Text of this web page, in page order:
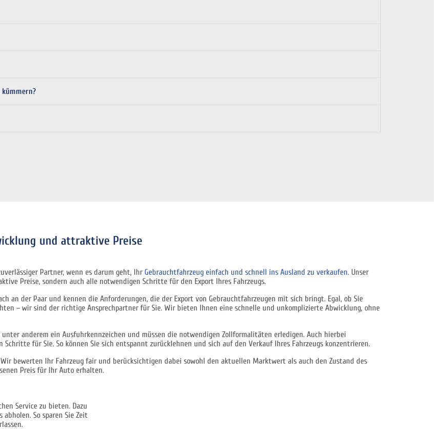
und attraktive Preise
Partner, wenn es darum geht, IhrGebrauchtfahrzeug einfach und schnell ins Ausland zu verkaufen. Unser
Preise, sondern auch alle notwendigen Schritte für den Export Ihres Fahrzeugs.
an der Paar und kennen die Anforderungen, die der Export von Gebrauchtfahrzeugen mit sich bringt. Egal, ob Sie
– wir sind der richtige Ansprechpartner für Sie. Wir bieten Ihnen eine schnelle und unkomplizierte Abwicklung, ohne
unter anderem ein Ausfuhrkennzeichen und müssen die notwendigen Zollformalitäten erledigen. Auch hierbei
für Sie. So können Sie sich entspannt zurücklehnen und sich auf den Verkauf Ihres Fahrzeugs konzentrieren.
bewerten Ihr Fahrzeug fair und berücksichtigen dabei sowohl den aktuellen Marktwert als auch den Zustand des
Preis für Ihr Auto erhalten.
Service zu bieten. Dazu
So sparen Sie Zeit